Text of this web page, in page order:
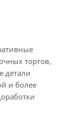
тортов,
детали
и более